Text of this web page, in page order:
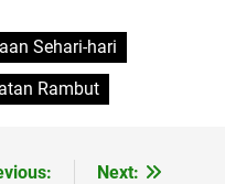
Sehari-hari
Rambut
Next: